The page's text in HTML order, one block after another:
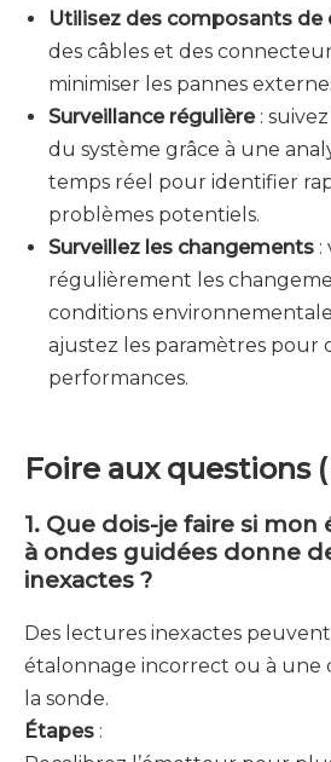
Utilisez des composants de
des câbles et des
minimiser les pannes
Surveillance régulière:
du système grâce à une
temps réel pour identifier
problèmes potentiels.
Surveillez les changements :
régulièrement les
conditions
ajustez les paramètres pour
performances.
Foire aux questions
1. Que dois-je faire si
à ondes guidées donne
inexactes ?
Des lectures inexactes
étalonnage incorrect ou à une
la sonde.
Étapes :